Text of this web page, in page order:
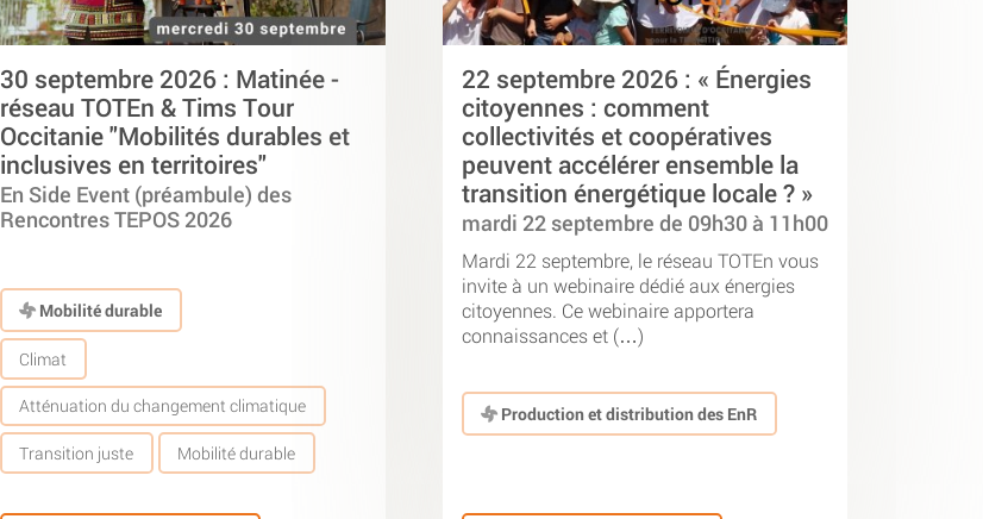
30 septembre 2026 : Matinée -
réseau TOTEn & Tims Tour
Occitanie "Mobilités durables et
inclusives en territoires"
En Side Event (préambule) des
Rencontres TEPOS 2026
Mobilité durable
Climat
Atténuation du changement climatique
Transition juste Mobilité durable
22 septembre 2026 : « Énergies
citoyennes : comment
collectivités et coopératives
peuvent accélérer ensemble la
transition énergétique locale ? »
mardi 22 septembre de 09h30 à 11h00
Mardi 22 septembre, le réseau TOTEn vous
invite à un webinaire dédié aux énergies
citoyennes. Ce webinaire apportera
connaissances et (…)
Production et distribution des EnR